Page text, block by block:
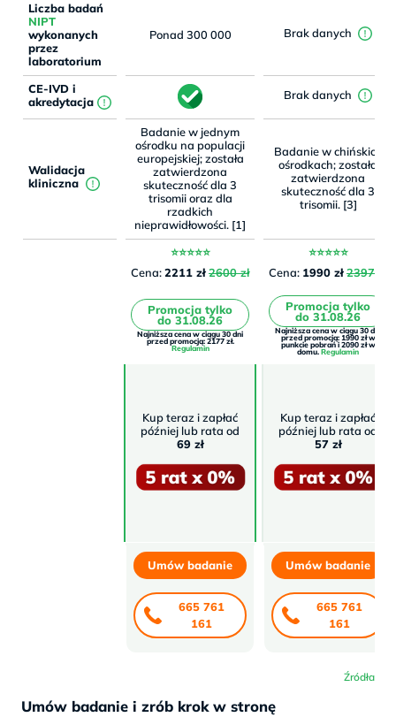
Liczba badań
NIPT
wykonanych
przez
laboratorium
Ponad 300 000 Brak danych
CE-IVD i
akredytacja
Brak danych
Walidacja
kliniczna
Badanie w jednym
ośrodku na populacji
europejskiej; została
zatwierdzona
skuteczność dla 3
trisomii oraz dla
rzadkich
nieprawidłowości. [1]
Badanie w chińskich
ośrodkach; została
zatwierdzona
skuteczność dla 3
trisomii. [3]
⭐⭐⭐⭐⭐
Cena:2211 zł2600 zł
⭐⭐⭐⭐⭐
Cena: 1990 zł2397 zł
Promocja tylko
do 31.08.26
Najniższa cena w ciągu 30 dni
przed promocją: 2177 zł.
Regulamin
Promocja tylko
do 31.08.26
Najniższa cena w ciągu 30 dni
przed promocją: 1990 zł w
punkcie pobrań i 2090 zł w
domu.Regulamin
Kup teraz i zapłać
później lub rata od
69 zł
Kup teraz i zapłać
później lub rata od
57 zł
Umów badanie
665 761
161
Umów badanie
665 761
161
Źródła
Umów badanie i zrób krok w stronę